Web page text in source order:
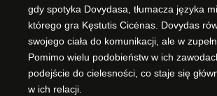
gdy spotyka Dovydasa, tłumacza języka
którego gra Kęstutis Cicėnas. Dovydas
swojego ciała do komunikacji, ale w
Pomimo wielu podobieństw w ich
podejście do cielesności, co staje się
w ich relacji.